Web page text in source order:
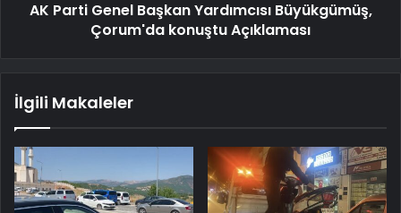
AK Parti Genel Başkan Yardımcısı Büyükgümüş,
Çorum'da konuştu Açıklaması
İlgili Makaleler